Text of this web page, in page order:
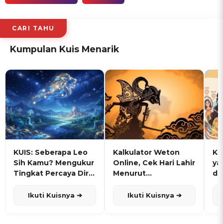
CARI TAHU
Kumpulan Kuis Menarik
KUIS: Seberapa Leo
Sih Kamu? Mengukur
Tingkat Percaya Diri
Ikuti Kuisnya ➔
Kalkulator Weton
Online, Cek Hari Lahir
Menurut
Ikuti Kuisnya ➔